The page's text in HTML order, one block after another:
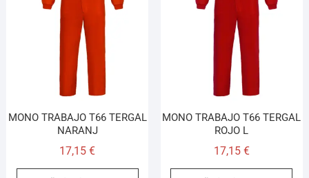
MONO TRABAJO T66 TERGAL
NARANJ
17,15€
MONO TRABAJO T66 TERGAL
ROJO L
17,15 €